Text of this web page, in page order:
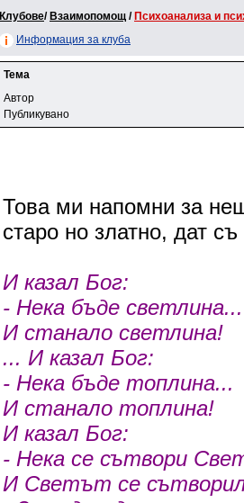
Клубове/ Взаимопомощ / Психоанализа и
Информация за клуба
Тема
Автор
Публикувано
Това ми напомни за
старо но златно, дат
И казал Бог:
- Нека бъде светлина...
И станало светлина!
... И казал Бог:
- Нека бъде топлина...
И станало топлина!
И казал Бог:
- Нека се сътвори
И Светът се